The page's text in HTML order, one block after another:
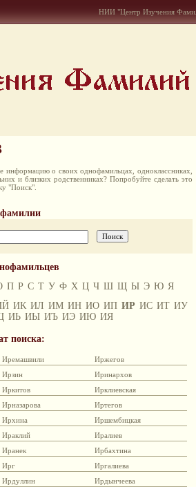
НИИ "Центр Изучения
о своих однофамильцах, одноклассниках,
и близких родственниках? Попробуйте сделать это
"Поиск".
П Р С Т У Ф Х Ц Ч Ш Щ Ы Э Ю Я
ИК ИЛ ИМ ИН ИО ИП ИР ИС ИТ ИУ
ИЬ ИЫ ИЪ ИЭ ИЮ ИЯ
поиска:
Иремашвили
Иржегов
Ирзин
Иринархов
Иркитов
Ирклиевская
Ирназарова
Иртегов
Ирхина
Иршембицкая
Ираклий
Иралиев
Иранек
Ирбахтина
Ирг
Иргалиева
Ирдуллин
Ирдынчеева